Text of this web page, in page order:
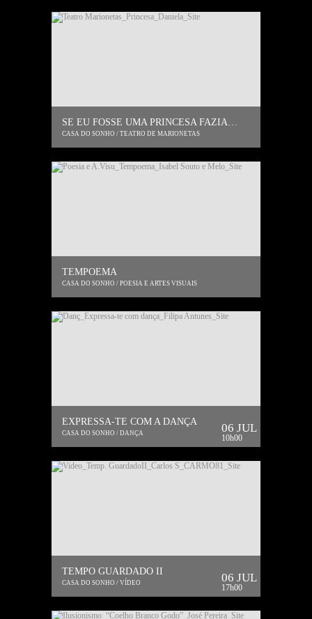
SE EU FOSSE UMA PRINCESA FAZIA…
CASA DO SONHO / TEATRO DE MARIONETAS
TEMPOEMA
CASA DO SONHO / POESIA E ARTES VISUAIS
EXPRESSA-TE COM A DANÇA
CASA DO SONHO / DANÇA 06 JUL
10h00
TEMPO GUARDADO II
CASA DO SONHO / VÍDEO 06 JUL
17h00